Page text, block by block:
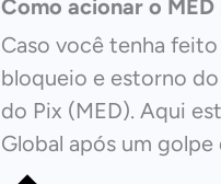
Como acionar o
Caso você tenha
bloqueio e estorno
do Pix (MED). Aqui
Global após um golpe